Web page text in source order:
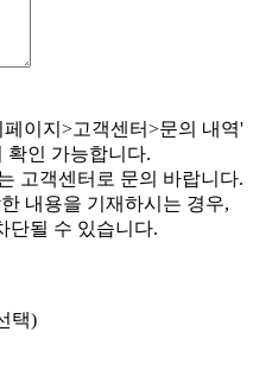
이지>고객센터>문의 내역'
확인 가능합니다.
고객센터로 문의 바랍니다.
내용을 기재하시는 경우,
단될 수 있습니다.
택)